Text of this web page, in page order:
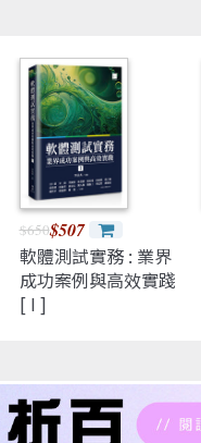
$650$507
軟體測試實務 : 業界
成功案例與高效實踐
[ I ]